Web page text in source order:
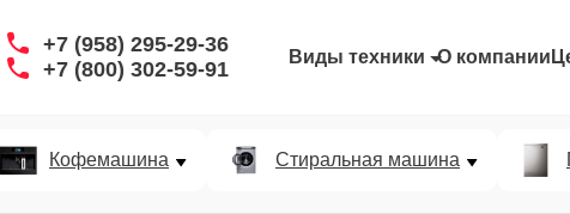
+7 (958) 295-29-36
+7 (800) 302-59-91
Виды техники О компании
Кофемашина Стиральная машина